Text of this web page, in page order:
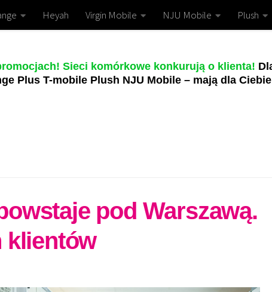
Heyah Virgin Mobile NJU Mobile Plush
Sieci komórkowe konkurują o klienta!
Plus T-mobile Plush NJU Mobile – mają dla
pod Warszawą.
klientów